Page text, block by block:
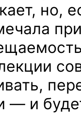
но,
— и